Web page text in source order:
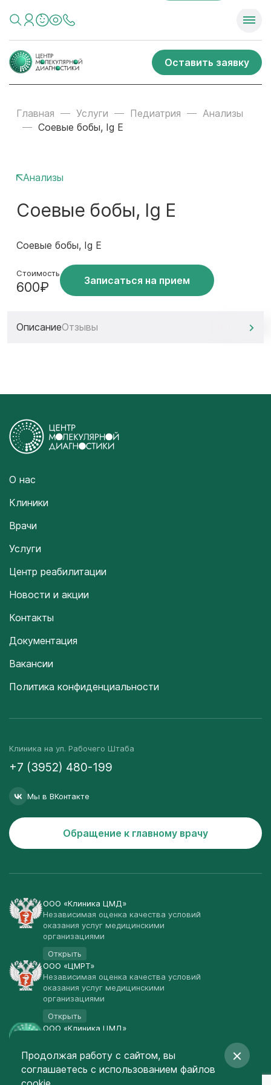
Оставить заявку
Главная Услуги Педиатрия
Анализы
Соевые бобы, Ig E
Анализы
Соевые бобы, Ig E
Соевые бобы, Ig E
Стоимость
600₽ Записаться на прием
ОписаниеОтзывы
О нас
Клиники
Врачи
Услуги
Центр реабилитации
Новости и акции
Контакты
Документация
Вакансии
Политика конфиденциальности
Клиника на ул. Рабочего Штаба
+7 (3952) 480-199
Мы в ВКонтакте
Обращение к главному врачу
ООО «Клиника ЦМД»
Независимая оценка качества условий
оказания услуг медицинскими
организациями
Открыть
ООО «ЦМРТ»
Независимая оценка качества условий
оказания услуг медицинскими
организациями
Открыть
ООО «Клиника ЦМД»
Открыть
© Клиника ЦМД 2003-2026
Продолжая работу с сайтом, вы
соглашаетесь с использованием файлов